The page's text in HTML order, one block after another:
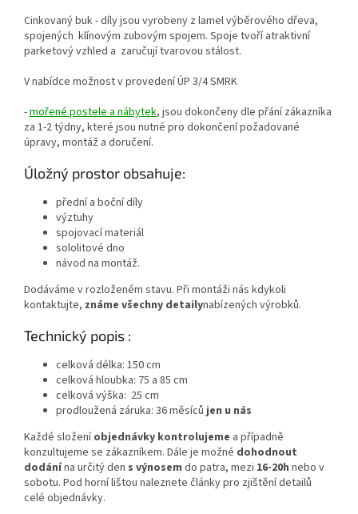
Cinkovaný buk - díly jsou vyrobeny z lamel výběrového dřeva,
spojených klínovým zubovým spojem. Spoje tvoří atraktivní
parketový vzhled a zaručují tvarovou stálost.
V nabídce možnost v provedení ÚP 3/4 SMRK
-mořené postele a nábytek, jsou dokončeny dle přání zákazníka
za 1-2 týdny, které jsou nutné pro dokončení požadované
úpravy, montáž a doručení.
Úložný prostor obsahuje:
přední a boční díly
výztuhy
spojovací materiál
sololitové dno
návod na montáž.
Dodáváme v rozloženém stavu. Při montáži nás kdykoli
kontaktujte, známe všechny detailynabízených výrobků.
Technický popis :
celková délka: 150 cm
celková hloubka: 75 a 85 cm
celková výška: 25 cm
prodloužená záruka: 36 měsícůjen u nás
Každé složeníobjednávky kontrolujeme a případně
konzultujeme se zákazníkem. Dále je možné dohodnout
dodánína určitý den s výnosem do patra, mezi 16-20h nebo v
sobotu. Pod horní lištou naleznete články pro zjištění detailů
celé objednávky.